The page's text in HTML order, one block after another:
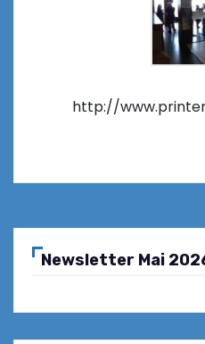
http://
Newsletter Mai